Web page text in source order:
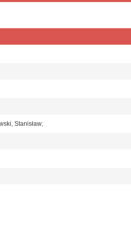
Stanisław;